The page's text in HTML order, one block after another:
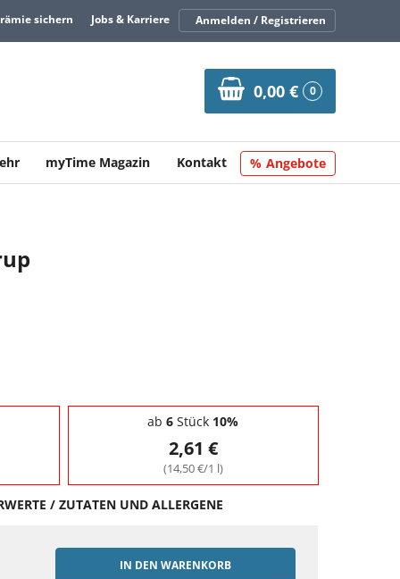
sichern Jobs & Karriere Anmelden / Registrieren
0,00 € 0
myTime Magazin Kontakt Angebote
ab 6 Stück 10%
2,61 €
(14,50 €/1 l)
/ ZUTATEN UND ALLERGENE
IN DEN WARENKORB